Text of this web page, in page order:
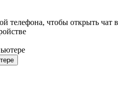
телефона, чтобы открыть чат в